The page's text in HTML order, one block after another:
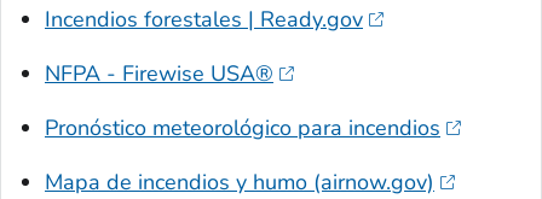
Incendios forestales | Ready.gov
NFPA - Firewise USA®
Pronóstico meteorológico para incendios
Mapa de incendios y humo (airnow.gov)